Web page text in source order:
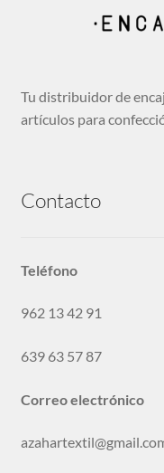
Tu distribuidor de
artículos para
Contacto
Teléfono
962 13 42 91
639 63 57 87
Correo electrónico